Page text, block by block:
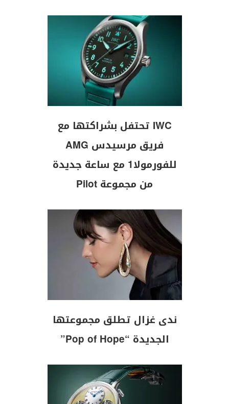
IWC تحتفل بشراكتها مع
فريق مرسيدس AMG
للفورمولا1 مع ساعة جديدة
من مجموعة Pilot
ندى غزال تطلق مجموعتها
الجديدة “Pop of Hope”